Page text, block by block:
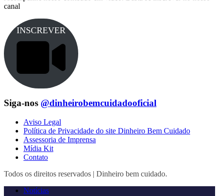
canal
INSCREVER
Siga-nos @dinheirobemcuidadooficial
Aviso Legal
Política de Privacidade do site Dinheiro Bem Cuidado
Assessoria de Imprensa
Mídia Kit
Contato
Todos os direitos reservados | Dinheiro bem cuidado.
Notícias